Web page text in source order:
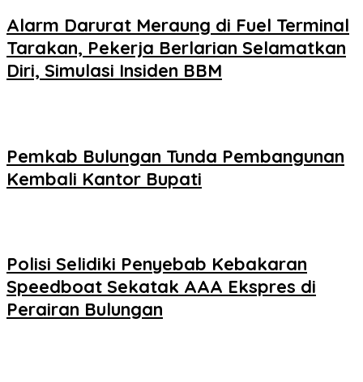
Alarm Darurat Meraung di Fuel Terminal
Tarakan, Pekerja Berlarian Selamatkan
Diri, Simulasi Insiden BBM
Pemkab Bulungan Tunda Pembangunan
Kembali Kantor Bupati
Polisi Selidiki Penyebab Kebakaran
Speedboat Sekatak AAA Ekspres di
Perairan Bulungan